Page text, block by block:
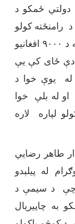
ځمکو د
رامنځته کولو
په موخه یې د خلکو په مالي مرسته د ۹۰۰۰ افغانیو
په دې ځای کې یې
یوې خوا د
له بلې خوا
لپاره لاره
طاهر رضایي
له پیلېدو
چې د سیمې د
چاپیریال